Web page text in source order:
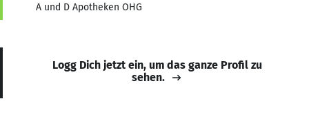
A und D Apotheken OHG
Logg Dich jetzt ein, um das ganze Profil zu
sehen.